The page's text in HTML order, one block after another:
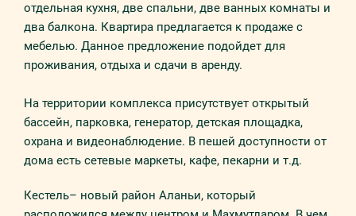
отдельная кухня, две спальни, две ванных комнаты и
два балкона. Квартира предлагается к продаже с
мебелью. Данное предложение подойдет для
проживания, отдыха и сдачи в аренду.
На территории комплекса присутствует открытый
бассейн, парковка, генератор, детская площадка,
охрана и видеонаблюдение. В пешей доступности от
дома есть сетевые маркеты, кафе, пекарни и т.д.
Кестель– новый район Аланьи, который